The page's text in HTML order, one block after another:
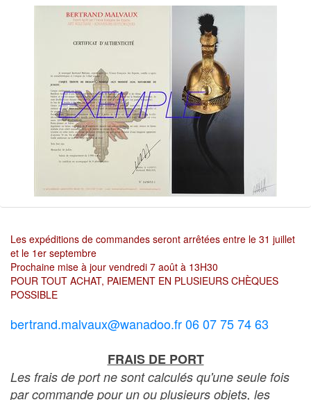
Les expéditions de commandes seront arrêtées entre le 31 juillet
et le 1er septembre
Prochaine mise à jour vendredi 7 août à 13H30
POUR TOUT ACHAT, PAIEMENT EN PLUSIEURS CHÈQUES
POSSIBLE
bertrand.malvaux@wanadoo.fr 06 07 75 74 63
FRAIS DE PORT
Les frais de port ne sont calculés qu'une seule fois
par commande pour un ou plusieurs objets, les